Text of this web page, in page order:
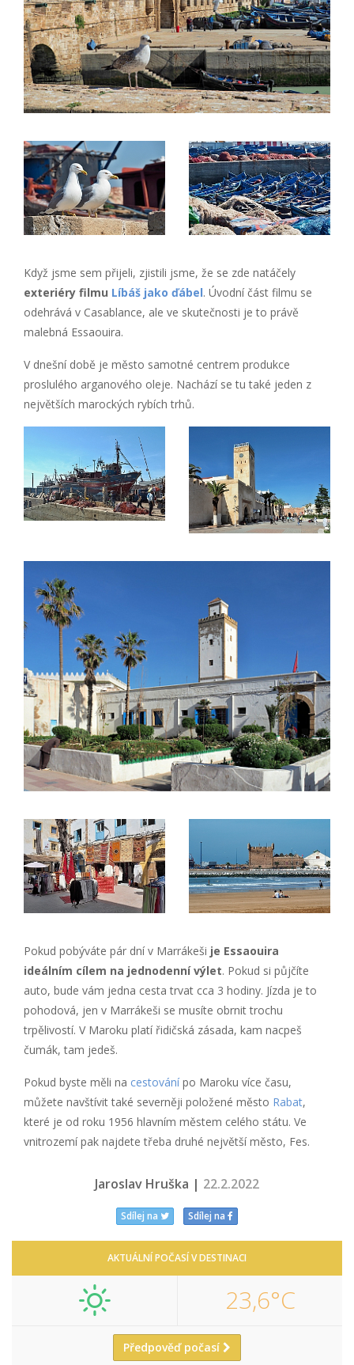
Když jsme sem přijeli, zjistili jsme, že se zde natáčely
exteriéry filmu Líbáš jako ďábel. Úvodní část filmu se
odehrává v Casablance, ale ve skutečnosti je to právě
malebná Essaouira.
V dnešní době je město samotné centrem produkce
proslulého arganového oleje. Nachází se tu také jeden z
největších marockých rybích trhů.
Pokud pobýváte pár dní v Marrákeši je Essaouira
ideálním cílem na jednodenní výlet. Pokud si půjčíte
auto, bude vám jedna cesta trvat cca 3 hodiny. Jízda je to
pohodová, jen v Marrákeši se musíte obrnit trochu
trpělivostí. V Maroku platí řidičská zásada, kam nacpeš
čumák, tam jedeš.
Pokud byste měli na cestovánípo Maroku více času,
můžete navštívit také severněji položené město Rabat,
které je od roku 1956 hlavním městem celého státu. Ve
vnitrozemí pak najdete třeba druhé největší město, Fes.
Jaroslav Hruška | 22.2.2022
Sdílej na Sdílej na
AKTUÁLNÍ POČASÍ V DESTINACI
23,6°C
Předpověď počasí